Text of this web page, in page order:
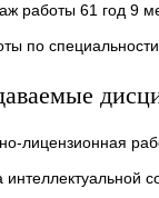
работы 61 год 9
по
лицензионная